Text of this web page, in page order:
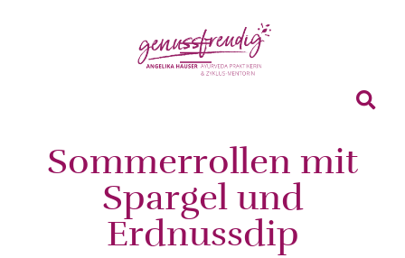
Sommerrollen mit
Spargel und
Erdnussdip